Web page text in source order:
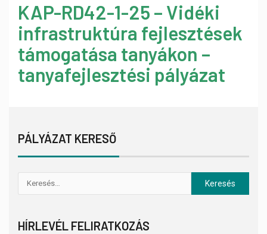
KAP-RD42-1-25 – Vidéki
infrastruktúra fejlesztések
támogatása tanyákon –
tanyafejlesztési pályázat
PÁLYÁZAT KERESŐ
HÍRLEVÉL FELIRATKOZÁS